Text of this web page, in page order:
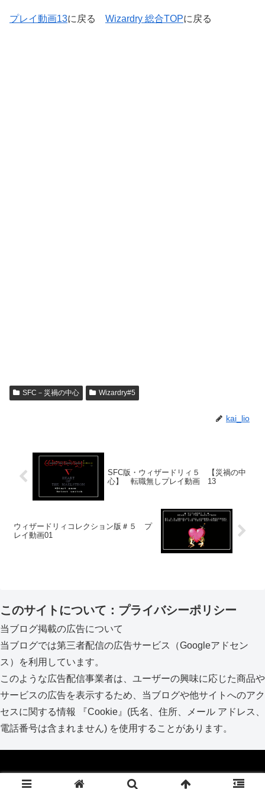
プレイ動画13に戻る Wizardry 総合TOPに戻る
SFC－災禍の中心 Wizardry#5
kai_lio
SFC版・ウィザードリィ５ 【災禍の中
心】 転職無しプレイ動画 13
ウィザードリィコレクション版＃５ プ
レイ動画01
このサイトについて：プライバシーポリシー
当ブログ掲載の広告について
当ブログでは第三者配信の広告サービス（Googleアドセン
ス）を利用しています。
このような広告配信事業者は、ユーザーの興味に応じた商品や
サービスの広告を表示するため、当ブログや他サイトへのアク
セスに関する情報 『Cookie』(氏名、住所、メール アドレス、
電話番号は含まれません) を使用することがあります。
Copyright © 2017-2026 kai_lio ブログ All Rights Reserved.